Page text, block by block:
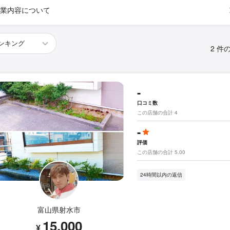
内容について
2 件
富山県射水市
15,000
-
口コミ数
この店舗の合計 4
-
評価
この店舗の合計 5.00
24時間以内の返信